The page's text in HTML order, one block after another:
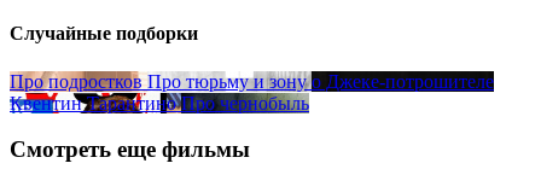
Случайные подборки
Про подростков Про тюрьму и зону о Джеке-потрошителе
Квентин Тарантино Про чернобыль
Смотреть еще фильмы